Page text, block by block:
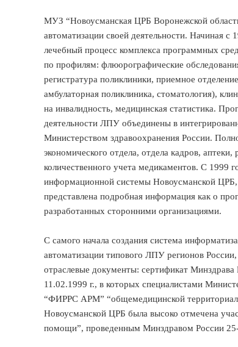
МУЗ “Новоусманская ЦРБ Воронежской
автоматизации своей деятельности. Начиная
лечебный процесс комплекса программных
по профилям: флюорографические
регистратура поликлиники, приемное
амбулаторная поликлиника, стоматология),
на инвалидность, медицинская статистика.
деятельности ЛПУ объединены в
Министерством здравоохранения России.
экономического отдела, отдела кадров,
количественного учета медикаментов. С 1999
информационной системы Новоусманской
представлена подробная информация как о
разработанных сторонними организациями.
С самого начала создания система
автоматизации типового ЛПУ регионов
отраслевые документы: сертификат
11.02.1999 г., в которых специалистами
“ФИРРС АРМ” “общемедицинской
Новоусманской ЦРБ была высоко отмечена
помощи”, проведенным Минздравом России